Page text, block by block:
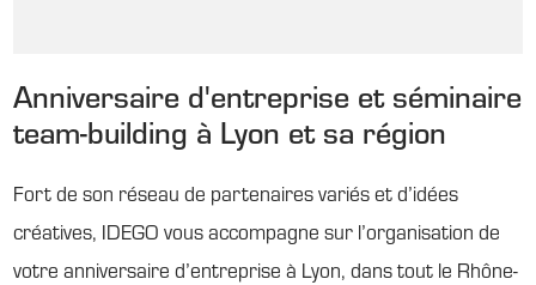
Anniversaire d'entreprise et séminaire
team-building à Lyon et sa région
Fort de son réseau de partenaires variés et d’idées
créatives, IDEGO vous accompagne sur l’organisation de
votre anniversaire d’entreprise à Lyon, dans tout le Rhône-